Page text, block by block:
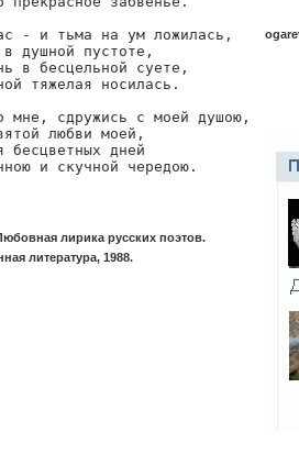
- и тьма на ум ложилась,
душной пустоте,
в бесцельной суете,
тяжелая носилась.
мне, сдружись с моей душою,
любви моей,
бесцветных дней
и скучной чередою.
лирика русских поэтов.
литература, 1988.